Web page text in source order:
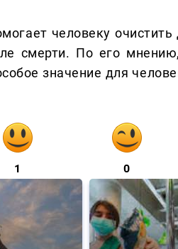
человеку очистить
смерти. По его
значение для
1 0